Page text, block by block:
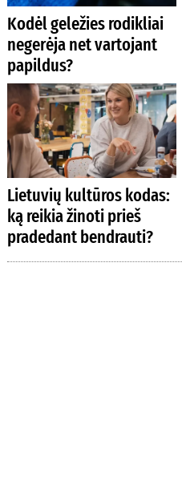
Kodėl geležies rodikliai
negerėja net vartojant
papildus?
Lietuvių kultūros kodas:
ką reikia žinoti prieš
pradedant bendrauti?